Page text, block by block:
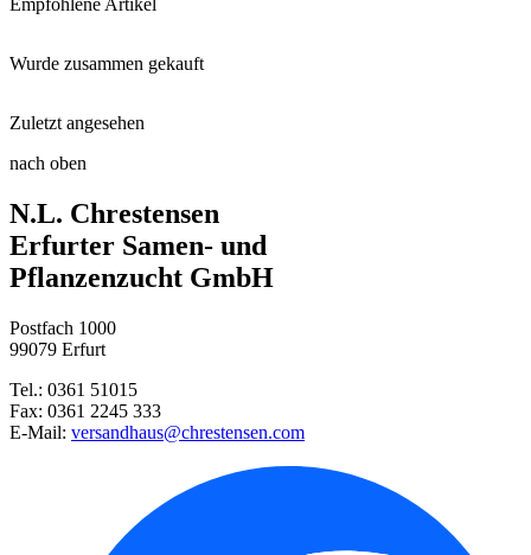
Empfohlene Artikel
Gartenspaten
Wurde zusammen gekauft
Markerbse Gloriosa
Blattdill Herkules
Steckzwiebel Red Karmen
Rote Rüben Rote Kugel 2
Gründüngungsmix 400g Dose
Zuletzt angesehen
Phacelia
nach oben
N.L. Chrestensen
Erfurter Samen- und
Pflanzenzucht GmbH
Postfach 1000
99079 Erfurt
Tel.: 0361 51015
Fax: 0361 2245 333
E-Mail: versandhaus@chrestensen.com